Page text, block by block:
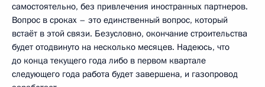
самостоятельно, без привлечения иностранных партнеров.
Вопрос в сроках – это единственный вопрос, который
встаёт в этой связи. Безусловно, окончание строительства
будет отодвинуто на несколько месяцев. Надеюсь, что
до конца текущего года либо в первом квартале
следующего года работа будет завершена, и газопровод